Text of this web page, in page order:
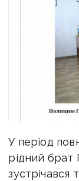
У період
рідний брат
зустрічався